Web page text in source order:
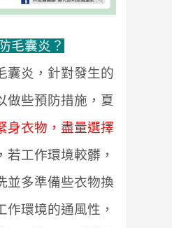
毛囊炎？
囊炎，針對發生的
做些預防措施，夏
身衣物，盡量選擇
，若工作環境較髒，
並多準備些衣物換
作環境的通風性，